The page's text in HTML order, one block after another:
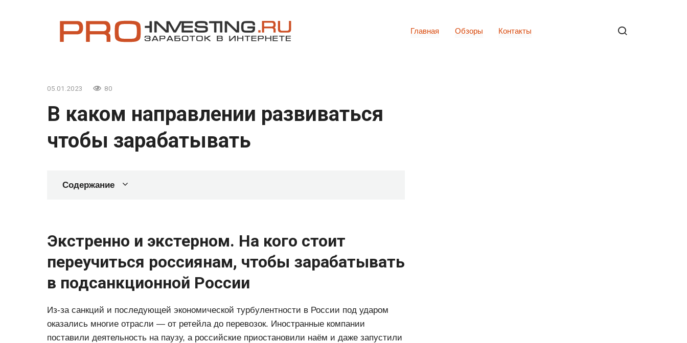
Главная Обзоры Контакты
05.01.2023 80
В каком направлении развиваться
чтобы зарабатывать
Содержание
Экстренно и экстерном. На кого стоит
переучиться россиянам, чтобы зарабатывать
в подсанкционной России
Из-за санкций и последующей экономической турбулентности в России под ударом
оказались многие отрасли — от ретейла до перевозок. Иностранные компании
поставили деятельность на паузу, а российские приостановили наём и даже запустили